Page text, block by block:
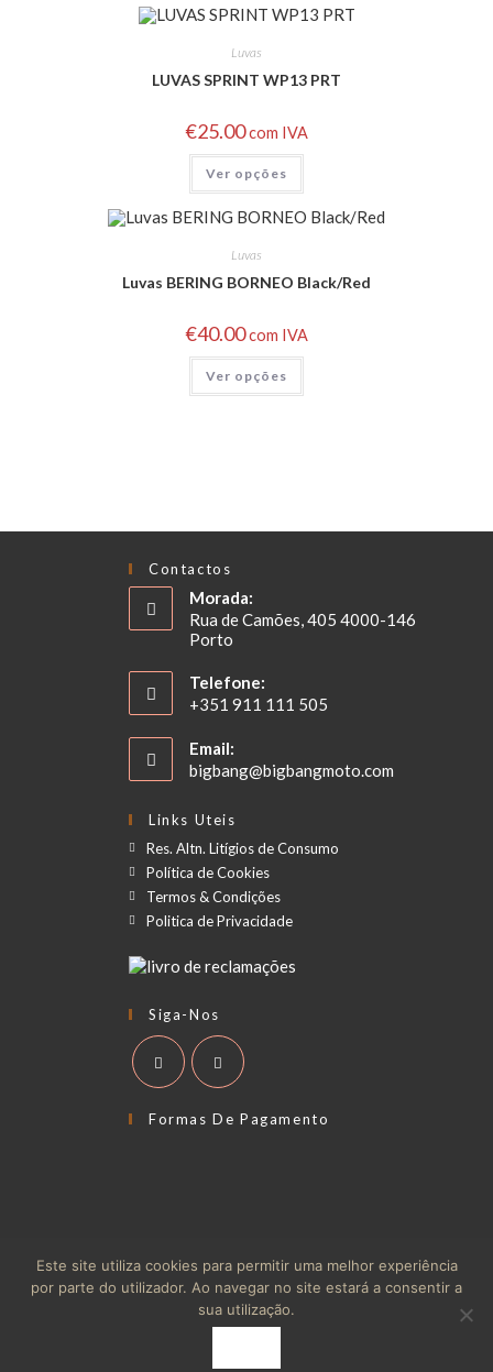
Luvas
LUVAS SPRINT WP13 PRT
€25.00com IVA
Ver opções
Luvas
Luvas BERING BORNEO Black/Red
€40.00com IVA
Ver opções
Contactos
Morada:
Rua de Camões, 405 4000-146
Porto
Telefone:
+351 911 111 505
Email:
bigbang@bigbangmoto.com
Links Uteis
Res. Altn. Litígios de Consumo
Política de Cookies
Termos & Condições
Politica de Privacidade
Siga-Nos
Formas De Pagamento
RAL Termos & Condições
Politica de Privacidade
Política de Cookies
© Copyright - Theme by Big Bang Moto
Este site utiliza cookies para permitir uma melhor experiência
por parte do utilizador. Ao navegar no site estará a consentir a
sua utilização.